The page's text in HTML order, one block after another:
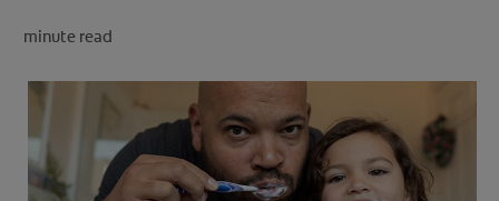
PARA PROFESIONALES
minute read